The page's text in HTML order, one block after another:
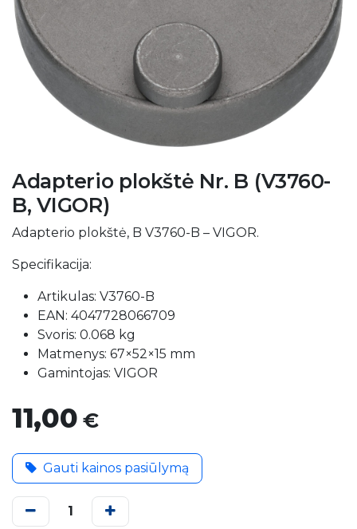
Adapterio plokštė Nr. B (V3760-
B, VIGOR)
Adapterio plokštė, B V3760-B – VIGOR.
Specifikacija:
Artikulas: V3760-B
EAN: 4047728066709
Svoris: 0.068 kg
Matmenys: 67×52×15 mm
Gamintojas: VIGOR
11,00 €
Gauti kainos pasiūlymą